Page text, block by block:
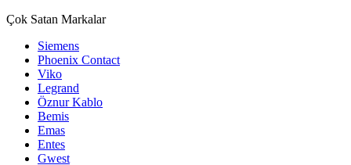
Çok Satan Markalar
Siemens
Phoenix Contact
Viko
Legrand
Öznur Kablo
Bemis
Emas
Entes
Gwest